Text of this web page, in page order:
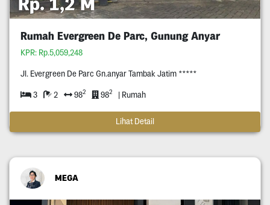
Rumah Evergreen De Parc, Gunung Anyar
KPR: Rp.5,059,248
Jl. Evergreen De Parc Gn.anyar Tambak Jatim *****
3 2 982 982 | Rumah
Lihat Detail
MEGA